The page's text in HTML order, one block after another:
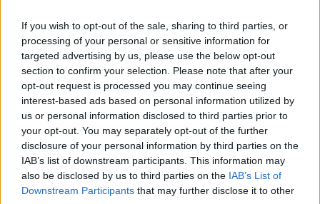
If you wish to opt-out of the sale, sharing to third parties, or
processing of your personal or sensitive information for
targeted advertising by us, please use the below opt-out
section to confirm your selection. Please note that after your
opt-out request is processed you may continue seeing
interest-based ads based on personal information utilized by
us or personal information disclosed to third parties prior to
your opt-out. You may separately opt-out of the further
disclosure of your personal information by third parties on the
IAB’s list of downstream participants. This information may
also be disclosed by us to third parties on the IAB’s List of
Downstream Participants that may further disclose it to other
topikokban zajló korábbi viták."
Lehet, hogy felötlenek benned,de hibásan,szelektíven. Mert az
alapállás az volt, hogy varga orbán érdékeit fogja képviselni. Azt
csinálja? Azt. Csak éppen orbánnak a választásból következően (
idő rövidség, népszerűség) MA nem a gazdaság gyorsítása az
elsődleges érdeke,hanem a gazdasági stabilitás látszatának a
fentartása az elsődleges érdeke. Ezért magas a kamat,mert a
gazdaság fundamentumai önmaguktól nem képesek stabil
forintot eredményezni. Ha pedig esik a forint abból hamar infláció
lesz,az infláció pedig az egyik elsődleges politikai népszerűség
vesztő ok. Kb ennyi ma sztori.És ez nem konstans. Ma ez a